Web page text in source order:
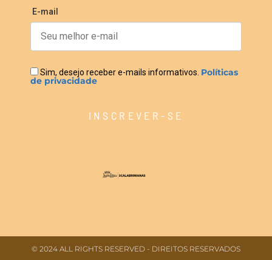
E-mail
Sim, desejo receber e-mails informativos. Políticas
de privacidade
INSCREVER-SE
© 2024 ALL RIGHTS RESERVED​ - DIREITOS RESERVADOS